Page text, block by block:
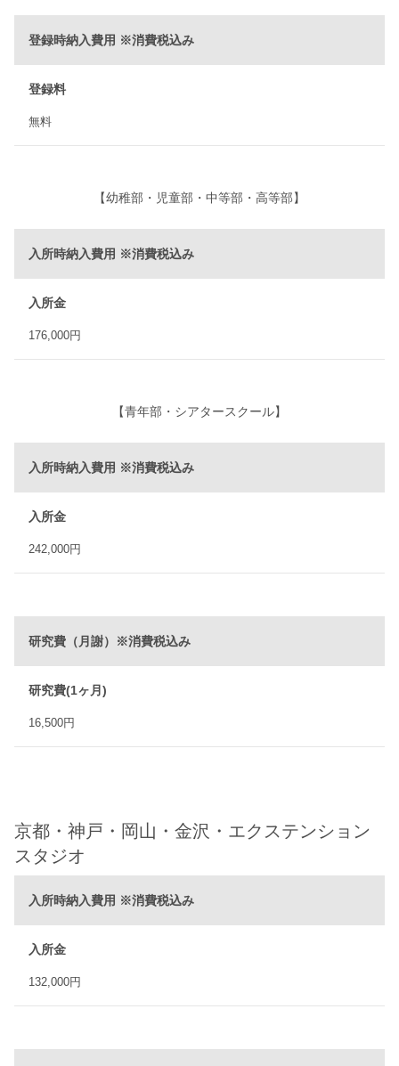
登録時納入費用 ※消費税込み
登録料
無料
【幼稚部・児童部・中等部・高等部】
入所時納入費用 ※消費税込み
入所金
176,000円
【青年部・シアタースクール】
入所時納入費用 ※消費税込み
入所金
242,000円
研究費（月謝）※消費税込み
研究費(1ヶ月)
16,500円
京都・神戸・岡山・金沢・エクステンション
スタジオ
入所時納入費用 ※消費税込み
入所金
132,000円